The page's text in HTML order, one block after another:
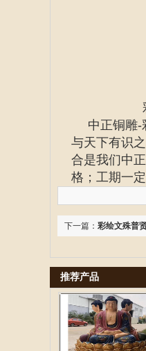
中正铜雕-
与天下有识
合是我们中
格；工期一
下一篇： 彩绘文殊普
推荐产品